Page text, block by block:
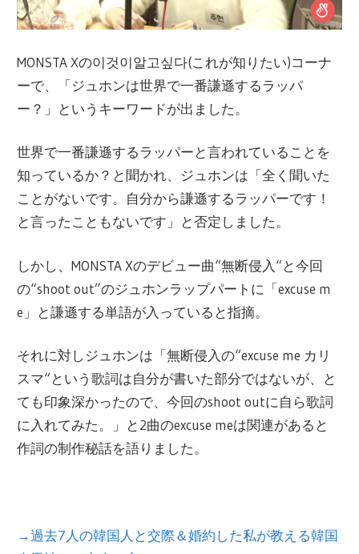
MONSTA Xの이것이알고싶다(これが知りたい)コーナ
ーで、「ジュホンは世界で一番謙遜するラッパ
ー ？」というキーワー ドが出ました。
世界で一番謙遜するラッパーと言われていることを
知っているか？と聞かれ、ジュホンは「全く聞いた
ことがないです。自分から謙遜するラッパーです！
と言ったこともないです」と否定しました。
しかし、MONSTA Xのデビュ ー曲“無断侵入 “と今回
の“shoot out”のジュホンラップパー トに「excuse m
e 」と謙遜する単語が入っていると指摘。
それに対しジュホンは「無断侵入の“excuse me カリ
スマ“という歌詞は自分が書いた部分ではないが、と
ても印象深かったので、今回のshoot outに自ら歌詞
に入れてみた。」と2曲のexcuse meは関連があると
作詞の制作秘話を語りました。
→過去7人の韓国人と交際＆婚約した私が教える韓国